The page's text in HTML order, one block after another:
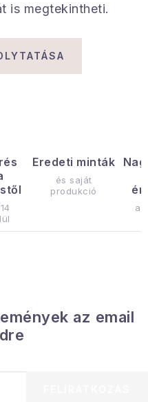
is megtekintheti.
Eredeti minták
és saját
produkció
az email